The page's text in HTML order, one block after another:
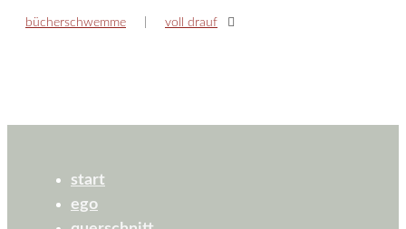
bücherschwemme voll drauf
start
ego